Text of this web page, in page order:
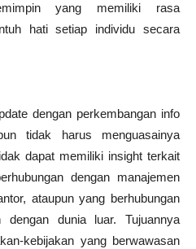
yang memiliki rasa
hati setiap individu secara
dengan perkembangan info
tidak harus menguasainya
dapat memiliki insight terkait
dengan manajemen
ataupun yang berhubungan
dengan dunia luar. Tujuannya
kebijakan yang berwawasan